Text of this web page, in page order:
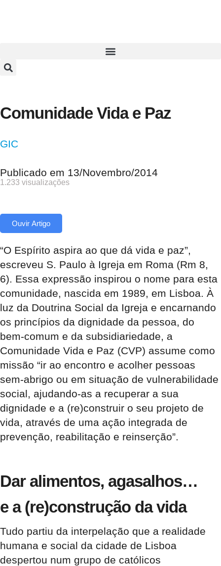
Comunidade Vida e Paz
GIC
Publicado em 13/Novembro/2014
1.233 visualizações
Ouvir Artigo
“O Espírito aspira ao que dá vida e paz”,
escreveu S. Paulo à Igreja em Roma (Rm 8,
6). Essa expressão inspirou o nome para esta
comunidade, nascida em 1989, em Lisboa. À
luz da Doutrina Social da Igreja e encarnando
os princípios da dignidade da pessoa, do
bem-comum e da subsidiariedade, a
Comunidade Vida e Paz (CVP) assume como
missão “ir ao encontro e acolher pessoas
sem-abrigo ou em situação de vulnerabilidade
social, ajudando-as a recuperar a sua
dignidade e a (re)construir o seu projeto de
vida, através de uma ação integrada de
prevenção, reabilitação e reinserção”.
Dar alimentos, agasalhos…
e a (re)construção da vida
Tudo partiu da interpelação que a realidade
humana e social da cidade de Lisboa
despertou num grupo de católicos